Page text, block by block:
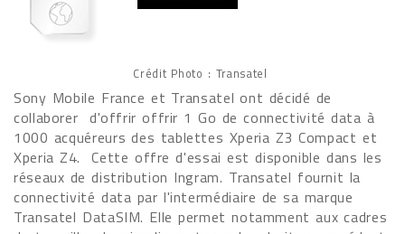
Crédit Photo : Transatel
Sony Mobile France et Transatel ont décidé de
collaborer d'offrir offrir 1 Go de connectivité data à
1000 acquéreurs des tablettes Xperia Z3 Compact et
Xperia Z4. Cette offre d'essai est disponible dans les
réseaux de distribution Ingram. Transatel fournit la
connectivité data par l'intermédiaire de sa marque
Transatel DataSIM. Elle permet notamment aux cadres